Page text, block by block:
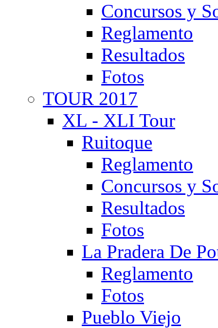
Concursos y
Reglamento
Resultados
Fotos
TOUR 2017
XL - XLI Tour
Ruitoque
Reglamento
Concursos y
Resultados
Fotos
La Pradera De
Reglamento
Fotos
Pueblo Viejo